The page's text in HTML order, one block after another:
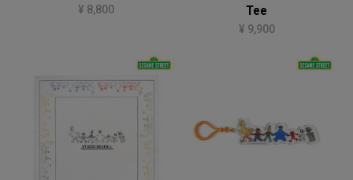
¥ 8,800
Tee
¥ 9,900